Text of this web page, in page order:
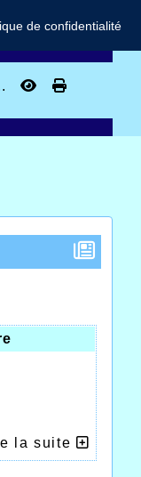
la suite
de confidentialité